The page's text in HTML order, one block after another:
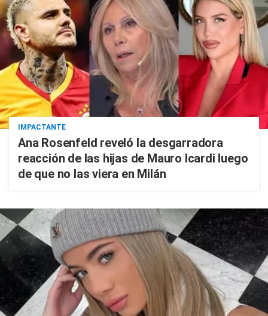
IMPACTANTE
Ana Rosenfeld reveló la desgarradora
reacción de las hijas de Mauro Icardi luego
de que no las viera en Milán